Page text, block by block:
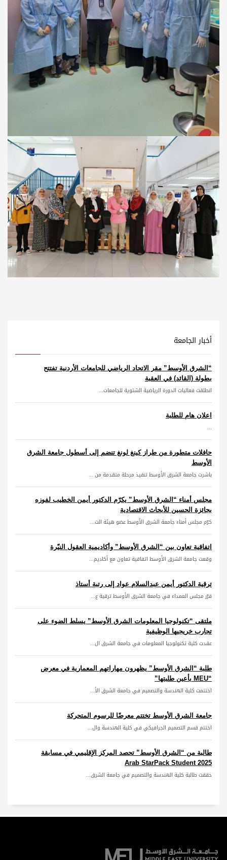
أخبار الجامعة
“الشرق الأوسط” مقر الاتحاد الرياضي للجامعات الأردنية تفتتح
بطولة (القائد) في العقبة
انطلقت فعاليات الدورة الرياضية الشتوية للجامعات...
اعلان هام للطلبة
...
حافلات متطورة من طراز كينغ لونغ تنضم إلى أسطول جامعة الشرق
الأوسط
باشرت جامعة الشرق الأوسط تنفيذ مرحلة متقدمة من ...
مجلس أمناء “الشرق الأوسط” يكرّم الدكتور أيمن الخطيب لفوزه
بجائزة الحسين للأبحاث الاقتصادية
كرّم مجلس أمناء جامعة الشرق الأوسط عضو هيئة الت...
اتفاقية تعاون بين “الشرق الأوسط” وأكاديمية العقول النيّرة
وقعت جامعة الشرق الأوسط اتفاقية تعاون مع أكاديم...
ترقية الدكتور أيمن عبدالسلام عواد إلى رتبة أستاذ
قرّر مجلس العمداء في جامعة الشرق الأوسط ترقية ع...
ملتقى “تكنولوجيا المعلومات الشرق الأوسط” يسلط الضوء على
تجارب خريجيها الوظيفية
عقدت كلية تكنولوجيا المعلومات في جامعة الشرق ال...
طلبة “الشرق الأوسط” يظهرون مهاراتهم المعمارية في معرض
“MEU بأعين طلبتها”
اختتمت كلية الهندسة والتصميم في جامعة الشرق الأ...
جامعة الشرق الأوسط تختتم معرضًا للرسوم المتحركة
اختتم قسم التصميم الجرافيكي في كلية الهندسة وال...
طالبة من “الشرق الأوسط” تحصد المركز الإقليمي في مسابقة
Arab StarPack Student 2025
حققت طالبة كلية الهندسة والتصميم في جامعة الشرق...